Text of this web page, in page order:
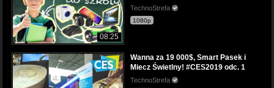
08:25
TechnoStrefa
1080p
Wanna za 19 000$, Smart Pasek i
Miecz Świetlny! #CES2019 odc. 1
TechnoStrefa